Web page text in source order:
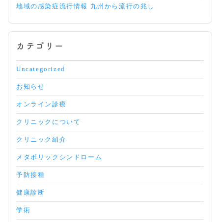
地域の感染症流行情報 九州から流行の兆し
カテゴリー
Uncategorized
お知らせ
オンライン診療
クリニックについて
クリニック紹介
メタボリックシンドローム
予防接種
健康診断
学術